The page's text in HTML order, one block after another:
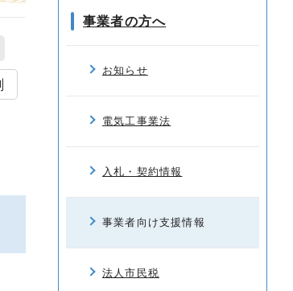
事業者の方へ
お知らせ
電気工事業法
入札・契約情報
事業者向け支援情報
法人市民税